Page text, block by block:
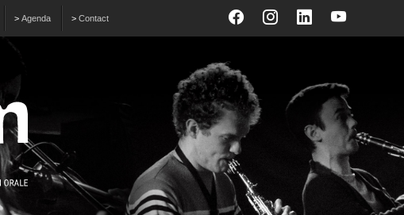
> Agenda > Contact